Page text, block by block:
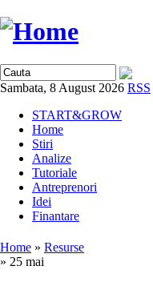
Sambata, 8 August 2026 RSS
START&GROW
Home
Stiri
Analize
Tutoriale
Antreprenori
Idei
Finantare
Home » Resurse
» 25 mai